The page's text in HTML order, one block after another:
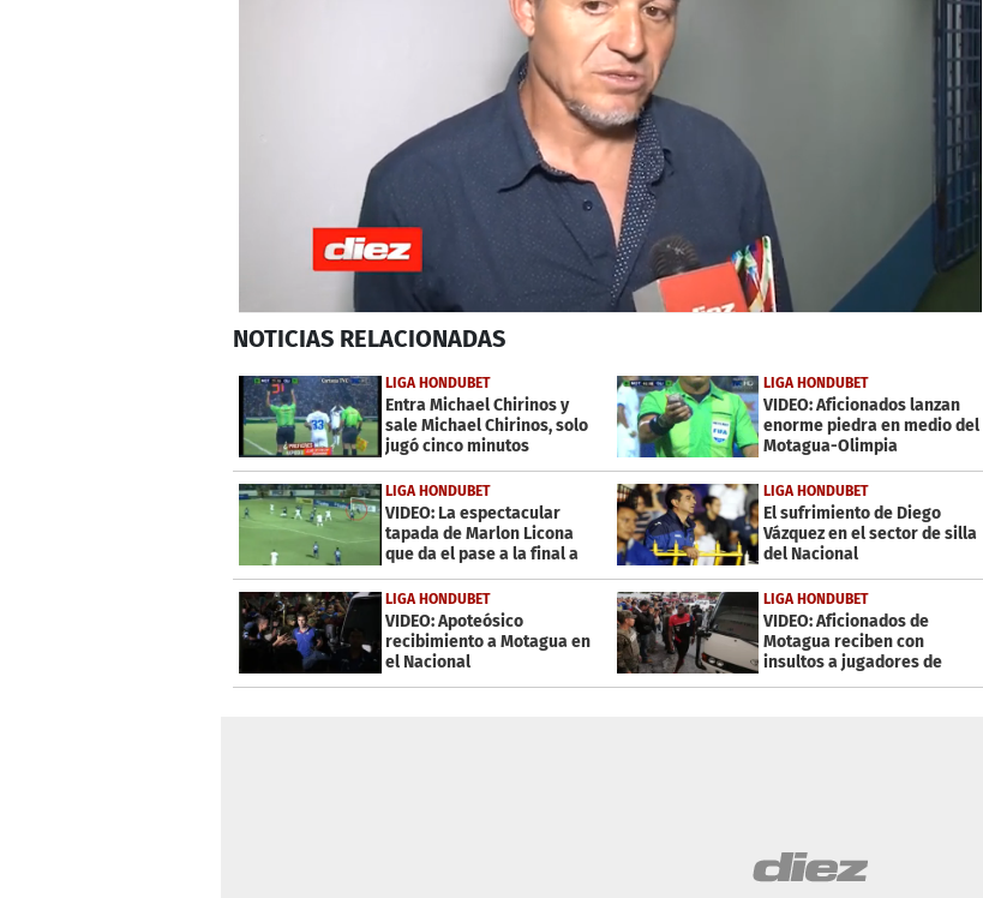
seconds
39
secondsVolume
0%
NOTICIAS RELACIONADAS
LIGA HONDUBET
Entra Michael Chirinos y
sale Michael Chirinos, solo
jugó cinco minutos
LIGA HONDUBET
VIDEO: Aficionados lanzan
enorme piedra en medio del
Motagua-Olimpia
LIGA HONDUBET
VIDEO: La espectacular
tapada de Marlon Licona
que da el pase a la final a
Motagua
LIGA HONDUBET
El sufrimiento de Diego
Vázquez en el sector de silla
del Nacional
LIGA HONDUBET
VIDEO: Apoteósico
recibimiento a Motagua en
el Nacional
LIGA HONDUBET
VIDEO: Aficionados de
Motagua reciben con
insultos a jugadores de
Olimpia